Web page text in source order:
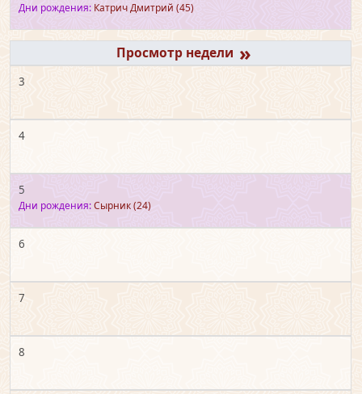
Дни рождения: Катрич Дмитрий (45)
»
3
4
5
Дни рождения:Сырник(24)
6
7
8